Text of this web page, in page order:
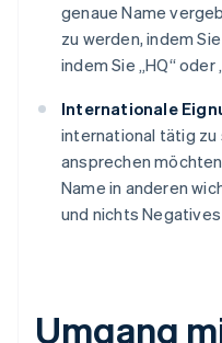
genaue Name
zu werden, indem
indem Sie „HQ“ oder
Internationale
international tätig zu
ansprechen
Name in anderen
und nichts
Umgang